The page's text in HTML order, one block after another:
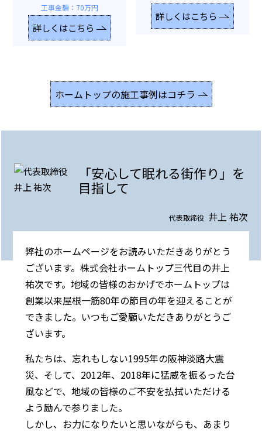
工事金額：70万円
詳しくはこちら
詳しくはこちら
ホームトップの施工事例はコチラ
「安心して眠れる街作り」を
目指して
代表取締役 井上 祐次
弊社のホームページをお読みいただきありがとう
ございます。株式会社ホームトップ三代目の井上
祐次です。地域の皆様のおかげでホームトップは
創業以来屋根一筋80年の節目の年を迎えることが
できました。いつもご愛顧いただきありがとうご
ざいます。
私たちは、忘れもしない1995年の阪神淡路大震
災、そして、2012年、2018年に猛威を振るった台
風などで、地域の皆様のご不安を払拭いただける
よう励んで参りました。
しかし、お力になりたいと思いながらも、あまり